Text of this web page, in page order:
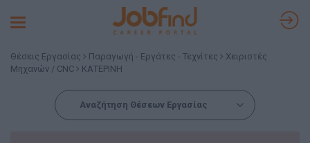
Toggle
Θέσεις Εργασίας Παραγωγή - Εργάτες - Τεχνίτες
Χειριστές
Μηχανών / CNC
ΚΑΤΕΡΙΝΗ
Αναζήτηση Θέσεων Εργασίας